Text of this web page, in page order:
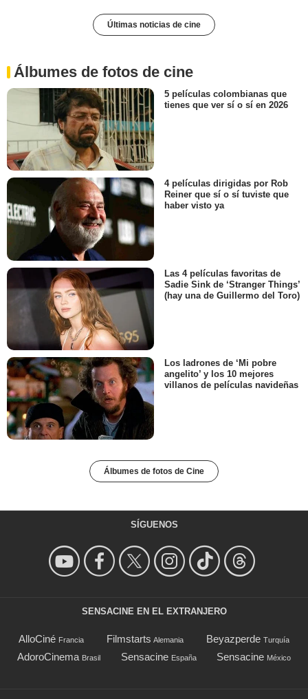
Últimas noticias de cine
Álbumes de fotos de cine
5 películas colombianas que
tienes que ver sí o sí en 2026
4 películas dirigidas por Rob
Reiner que sí o sí tuviste que
haber visto ya
Las 4 películas favoritas de
Sadie Sink de ‘Stranger Things’
(hay una de Guillermo del Toro)
Los ladrones de ‘Mi pobre
angelito’ y los 10 mejores
villanos de películas navideñas
Álbumes de fotos de Cine
SÍGUENOS
SENSACINE EN EL EXTRANJERO
AlloCiné Francia Filmstarts Alemania Beyazperde Turquía
AdoroCinema Brasil Sensacine España Sensacine México